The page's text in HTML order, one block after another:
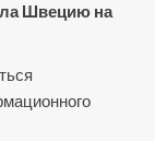
Швецию на